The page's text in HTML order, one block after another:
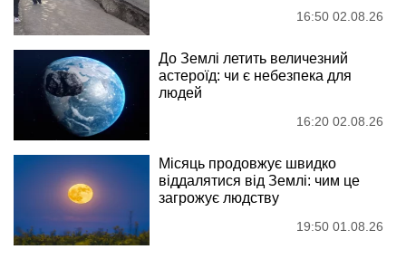
16:50 02.08.26
До Землі летить величезний
астероїд: чи є небезпека для
людей
16:20 02.08.26
Місяць продовжує швидко
віддалятися від Землі: чим це
загрожує людству
19:50 01.08.26